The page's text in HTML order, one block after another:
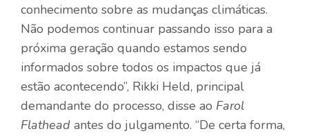
conhecimento sobre as mudanças climáticas.
Não podemos continuar passando isso para a
próxima geração quando estamos sendo
informados sobre todos os impactos que já
estão acontecendo”, Rikki Held, principal
demandante do processo, disse ao Farol
Flathead antes do julgamento. “De certa forma,